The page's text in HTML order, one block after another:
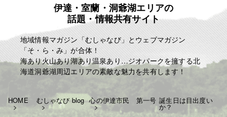
伊達・室蘭・洞爺湖エリアの
話題・情報共有サイト
地域情報マガジン「むしゃなび」とウェブマガジン
「そ・ら・み」が合体！
海あり火山あり湖あり温泉あり…ジオパークを擁する北
海道洞爺湖周辺エリアの素敵な魅力を共有します！
HOME むしゃなび blog 心の伊達市民 第一号 誕生日は目出度い
か？